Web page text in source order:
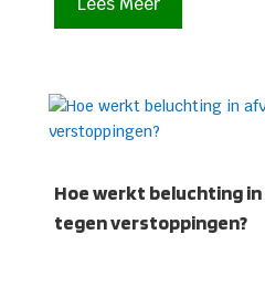
Hoe werkt beluchting
tegen verstoppingen?